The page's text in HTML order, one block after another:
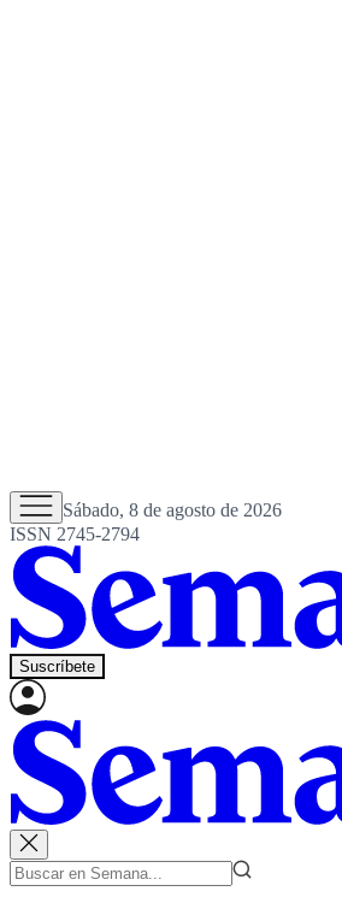
Sábado, 8 de agosto de 2026
ISSN 2745-2794
Suscríbete